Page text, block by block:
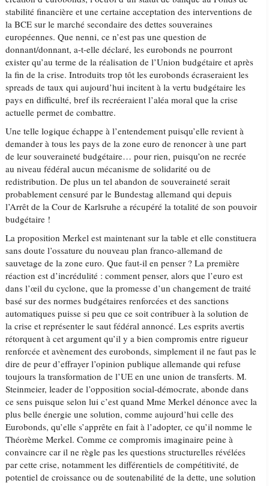
stabilité financière et une certaine acceptation des interventions de
la BCE sur le marché secondaire des dettes souveraines
européennes. Que nenni, ce n’est pas une question de
donnant/donnant, a-t-elle déclaré, les eurobonds ne pourront
exister qu’au terme de la réalisation de l’Union budgétaire et après
la fin de la crise. Introduits trop tôt les eurobonds écraseraient les
spreads de taux qui aujourd’hui incitent à la vertu budgétaire les
pays en difficulté, bref ils recréeraient l’aléa moral que la crise
actuelle permet de combattre.
Une telle logique échappe à l’entendement puisqu’elle revient à
demander à tous les pays de la zone euro de renoncer à une part
de leur souveraineté budgétaire… pour rien, puisqu’on ne recrée
au niveau fédéral aucun mécanisme de solidarité ou de
redistribution. De plus un tel abandon de souveraineté serait
probablement censuré par le Bundestag allemand qui depuis
l’Arrêt de la Cour de Karlsruhe a récupéré la totalité de son pouvoir
budgétaire !
La proposition Merkel est maintenant sur la table et elle constituera
sans doute l’ossature du nouveau plan franco-allemand de
sauvetage de la zone euro. Que faut-il en penser ? La première
réaction est d’incrédulité : comment penser, alors que l’euro est
dans l’œil du cyclone, que la promesse d’un changement de traité
basé sur des normes budgétaires renforcées et des sanctions
automatiques puisse si peu que ce soit contribuer à la solution de
la crise et représenter le saut fédéral annoncé. Les esprits avertis
rétorquent à cet argument qu’il y a bien compromis entre rigueur
renforcée et avènement des eurobonds, simplement il ne faut pas le
dire de peur d’effrayer l’opinion publique allemande qui refuse
toujours la transformation de l’UE en une union de transferts. M.
Steinmeier, leader de l’opposition social-démocrate, abonde dans
ce sens puisque selon lui c’est quand Mme Merkel dénonce avec la
plus belle énergie une solution, comme aujourd’hui celle des
Eurobonds, qu’elle s’apprête en fait à l’adopter, ce qu’il nomme le
Théorème Merkel. Comme ce compromis imaginaire peine à
convaincre car il ne règle pas les questions structurelles révélées
par cette crise, notamment les différentiels de compétitivité, de
potentiel de croissance ou de soutenabilité de la dette, une solution